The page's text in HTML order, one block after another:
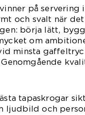
på servering
och svalt när det
börja lätt, bygg
om
minsta
tapaskrogar
ljudbild och